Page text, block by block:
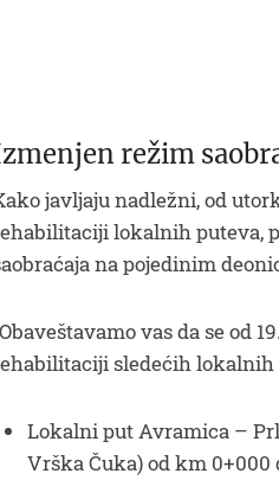
režim
javljaju nadležni, od
lokalnih puteva,
na pojedinim
vas da se od
sledećih lokalnih
Lokalni put Avramica –
Vrška Čuka) od km